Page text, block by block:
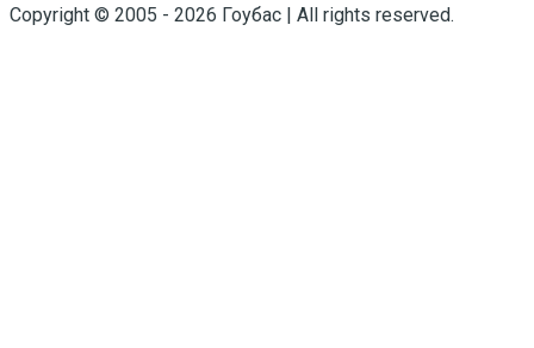
Copyright © 2005 - 2026 Гоубас | All rights reserved.